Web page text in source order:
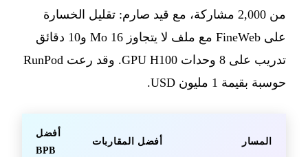
من 2,000 مشاركة، مع قيد صارم: تقليل الخسارة
على FineWeb مع ملف لا يتجاوز 16 Mo و10 دقائق
تدريب على 8 وحدات GPU H100. وقد رعت RunPod
حوسبة بقيمة 1 مليون USD.
المسار أفضل المقاربات
أفضل
BPB